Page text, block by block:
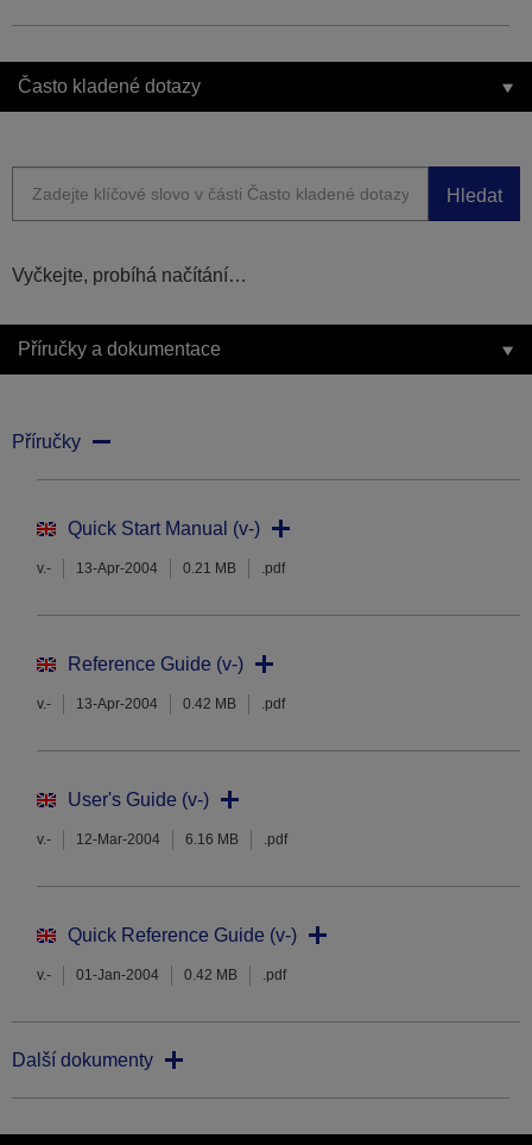
Často kladené dotazy
Hledat
Vyčkejte, probíhá načítání…
Příručky a dokumentace
Příručky
Quick Start Manual (v-)
v.- 13-Apr-2004 0.21 MB .pdf
Reference Guide (v-)
v.- 13-Apr-2004 0.42 MB .pdf
User's Guide (v-)
v.- 12-Mar-2004 6.16 MB .pdf
Quick Reference Guide (v-)
v.- 01-Jan-2004 0.42 MB .pdf
Další dokumenty